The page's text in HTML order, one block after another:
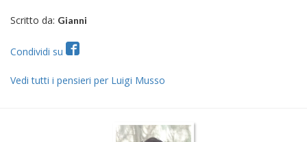
Scritto da: Gianni
Condividi su
Vedi tutti i pensieri per Luigi Musso